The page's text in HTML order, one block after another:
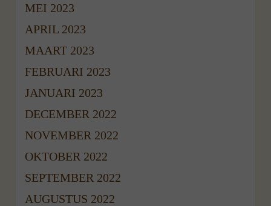
MEI 2023
APRIL 2023
MAART 2023
FEBRUARI 2023
JANUARI 2023
DECEMBER 2022
NOVEMBER 2022
OKTOBER 2022
SEPTEMBER 2022
AUGUSTUS 2022